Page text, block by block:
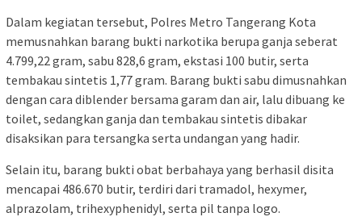
Dalam kegiatan tersebut, Polres Metro Tangerang Kota
memusnahkan barang bukti narkotika berupa ganja seberat
4.799,22 gram, sabu 828,6 gram, ekstasi 100 butir, serta
tembakau sintetis 1,77 gram. Barang bukti sabu dimusnahkan
dengan cara diblender bersama garam dan air, lalu dibuang ke
toilet, sedangkan ganja dan tembakau sintetis dibakar
disaksikan para tersangka serta undangan yang hadir.
Selain itu, barang bukti obat berbahaya yang berhasil disita
mencapai 486.670 butir, terdiri dari tramadol, hexymer,
alprazolam, trihexyphenidyl, serta pil tanpa logo.